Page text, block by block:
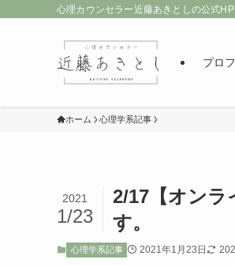
心理カウンセラー近藤あきとしの公式HP
プロ
ホーム 心理学系記事
2/17【オンラ
す。
2021
1/23
心理学系記事 2021年1月23日